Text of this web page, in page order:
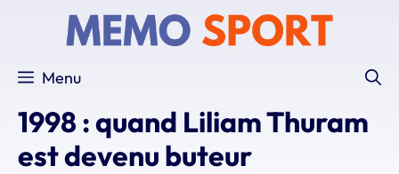
Menu
1998 : quand Liliam Thuram
est devenu buteur